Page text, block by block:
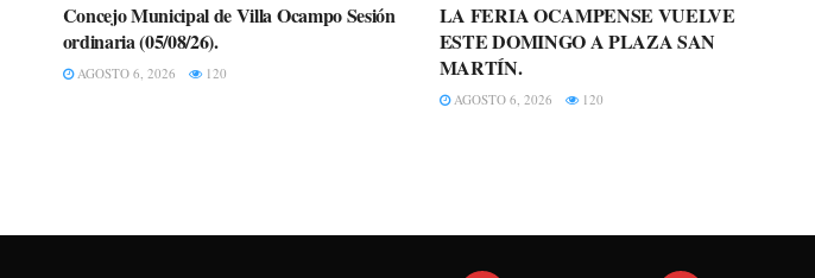
Concejo Municipal de Villa Ocampo Sesión
ordinaria (05/08/26).
AGOSTO 6, 2026 120
LA FERIA OCAMPENSE VUELVE
ESTE DOMINGO A PLAZA SAN
MARTÍN.
AGOSTO 6, 2026 120